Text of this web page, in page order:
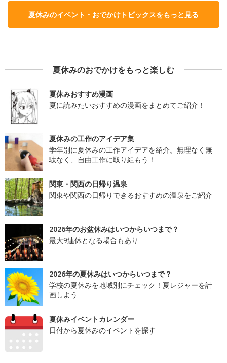
夏休みのイベント・おでかけトピックスをもっと見る
夏休みのおでかけをもっと楽しむ
夏休みおすすめ漫画
夏に読みたいおすすめの漫画をまとめてご紹介！
夏休みの工作のアイデア集
学年別に夏休みの工作アイデアを紹介。無理なく無
駄なく、自由工作に取り組もう！
関東・関西の日帰り温泉
関東や関西の日帰りできるおすすめの温泉をご紹介
2026年のお盆休みはいつからいつまで？
最大9連休となる場合もあり
2026年の夏休みはいつからいつまで？
学校の夏休みを地域別にチェック！夏レジャーを計
画しよう
夏休みイベントカレンダー
日付から夏休みのイベントを探す